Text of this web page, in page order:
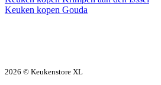
Keuken kopen Gouda
2026 © Keukenstore XL